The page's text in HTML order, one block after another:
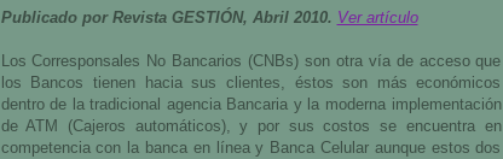
Publicado por Revista GESTIÓN, Abril 2010. Ver artículo
Los Corresponsales No Bancarios (CNBs) son otra vía de acceso que
los Bancos tienen hacia sus clientes, éstos son más económicos
dentro de la tradicional agencia Bancaria y la moderna implementación
de ATM (Cajeros automáticos), y por sus costos se encuentra en
competencia con la banca en línea y Banca Celular aunque estos dos